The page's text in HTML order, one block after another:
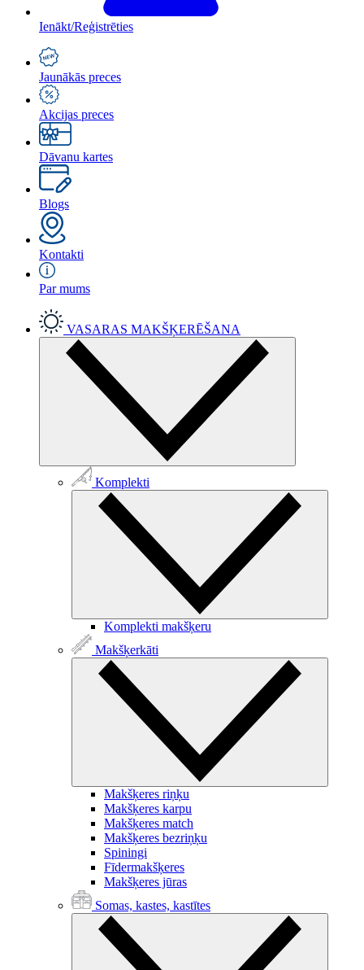
Ienākt/Reģistrēties
Jaunākās preces
Akcijas preces
Dāvanu kartes
Blogs
Kontakti
Par mums
VASARAS MAKŠĶERĒŠANA
Komplekti
Komplekti makšķeru
Makšķerkāti
Makšķeres riņķu
Makšķeres karpu
Makšķeres match
Makšķeres bezriņķu
Spiningi
Fīdermakšķeres
Makšķeres jūras
Somas, kastes, kastītes